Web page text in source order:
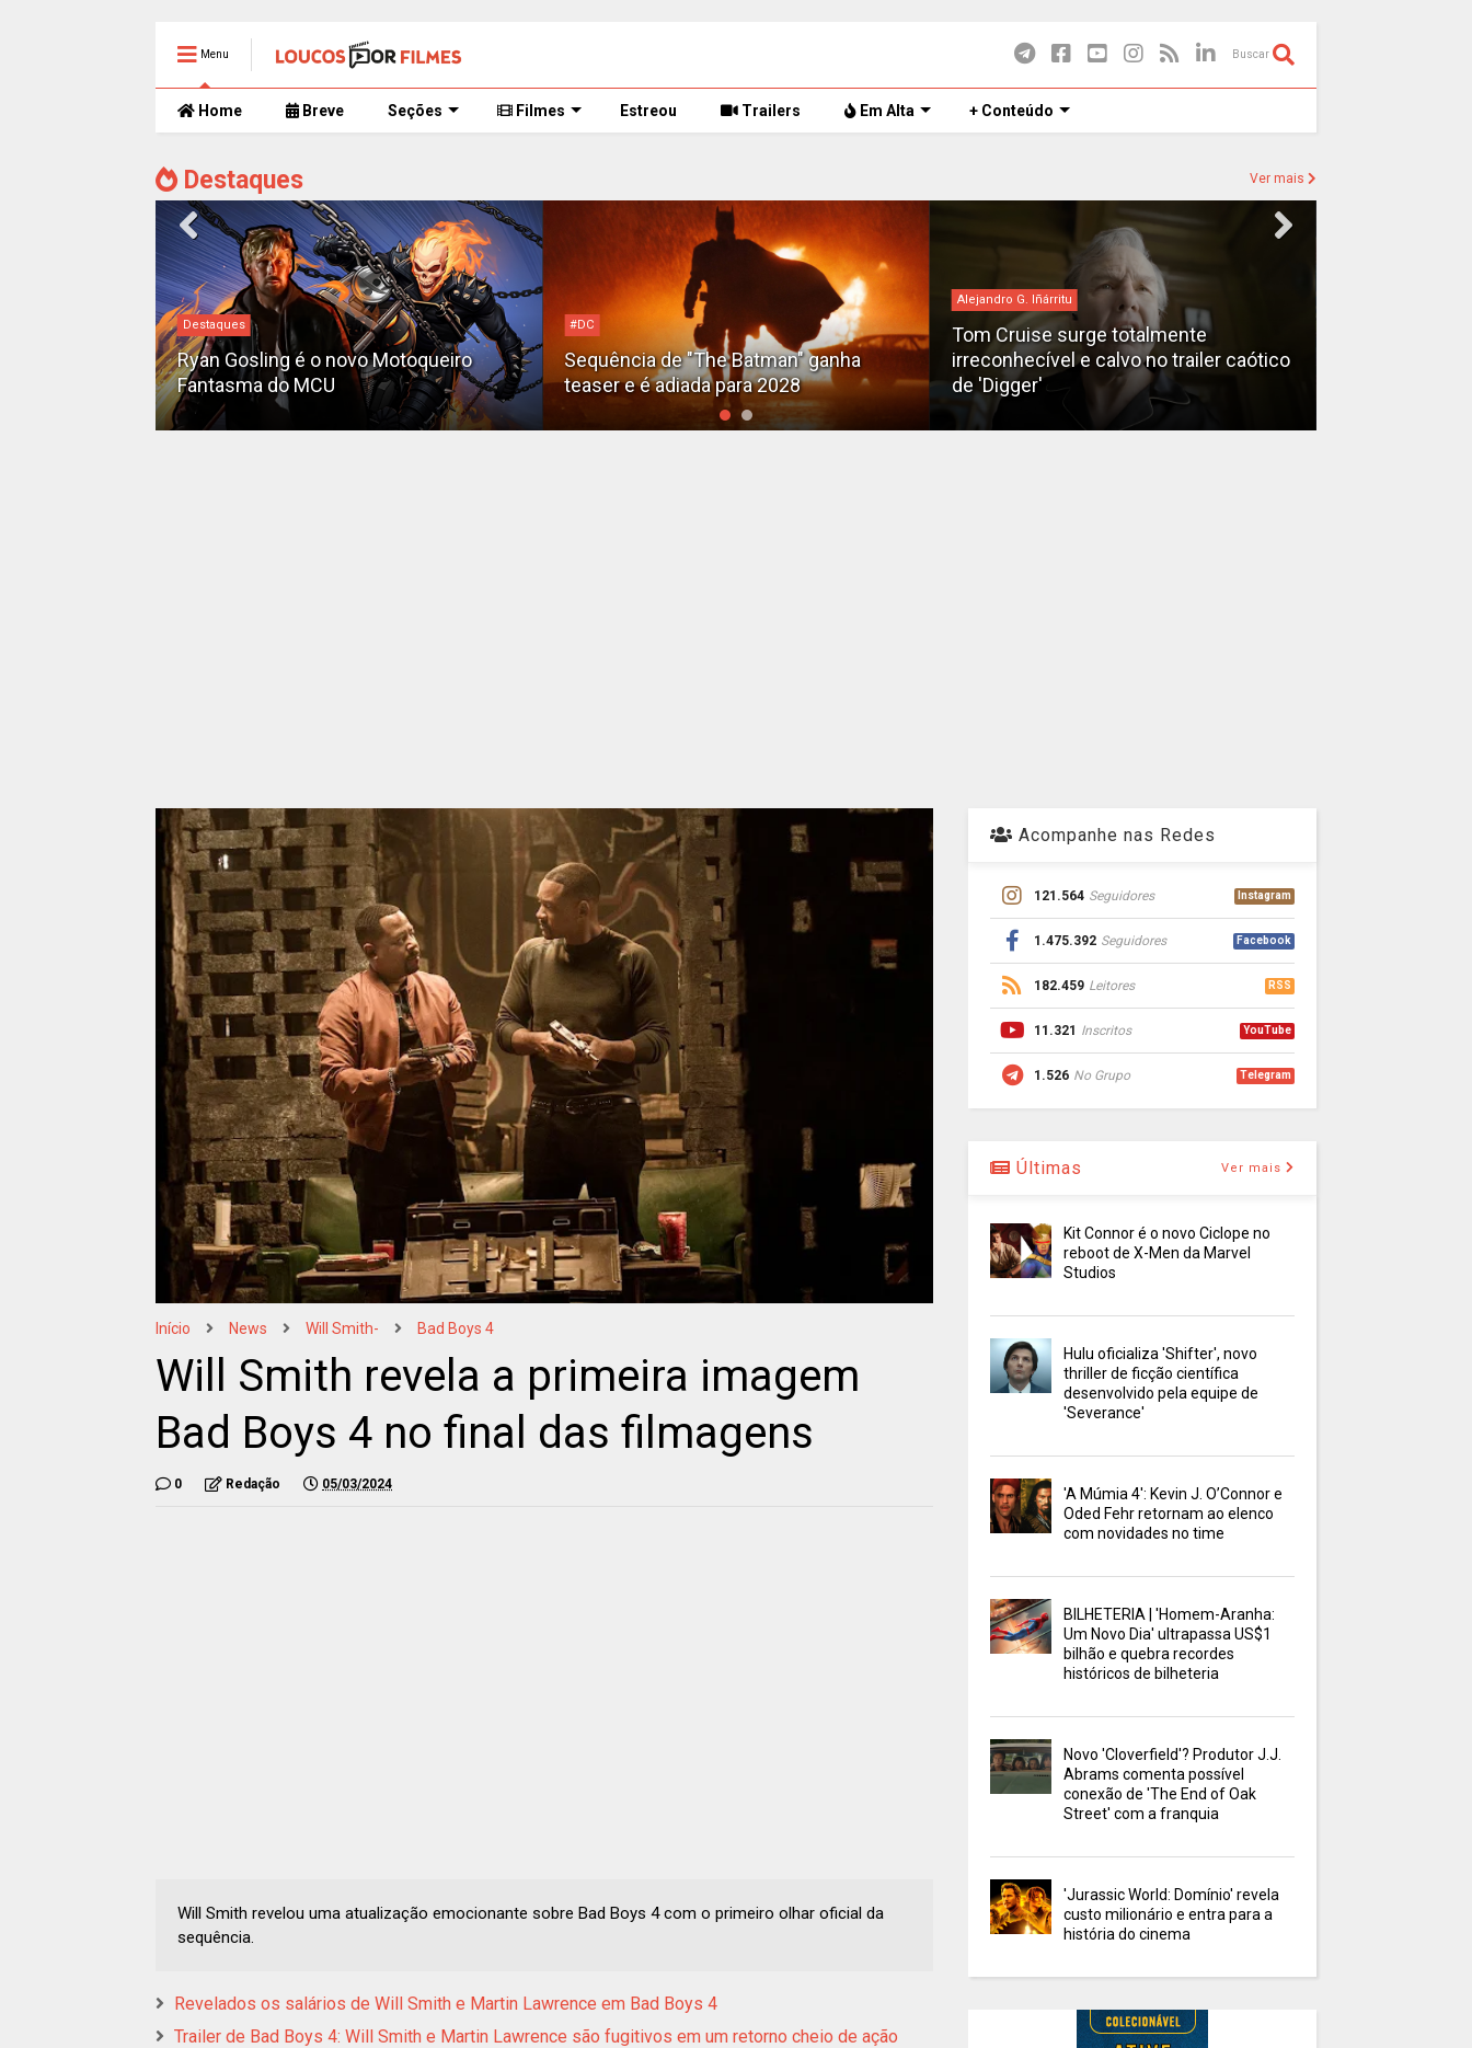
Menu Buscar
Home Breve Seções Filmes Estreou Trailers Em Alta + Conteúdo
Destaques Ver mais
Destaques
Ryan Gosling é o novo Motoqueiro
Fantasma do MCU
#DC
Sequência de "The Batman" ganha
teaser e é adiada para 2028
Alejandro G. Iñárritu
Tom Cruise surge totalmente
irreconhecível e calvo no trailer caótico
de 'Digger'
Início News Will Smith- Bad Boys 4
Will Smith revela a primeira imagem
Bad Boys 4 no final das filmagens
0 Redação 05/03/2024
Will Smith revelou uma atualização emocionante sobre Bad Boys 4 com o primeiro olhar oficial da
sequência.
Revelados os salários de Will Smith e Martin Lawrence em Bad Boys 4
Trailer de Bad Boys 4: Will Smith e Martin Lawrence são fugitivos em um retorno cheio de ação
Acompanhe nas Redes
121.564 Seguidores Instagram
1.475.392 Seguidores Facebook
182.459 Leitores RSS
11.321 Inscritos YouTube
1.526 No Grupo Telegram
Últimas Ver mais
Kit Connor é o novo Ciclope no
reboot de X-Men da Marvel
Studios
Hulu oficializa 'Shifter', novo
thriller de ficção científica
desenvolvido pela equipe de
'Severance'
'A Múmia 4': Kevin J. O’Connor e
Oded Fehr retornam ao elenco
com novidades no time
BILHETERIA | 'Homem-Aranha:
Um Novo Dia' ultrapassa US$1
bilhão e quebra recordes
históricos de bilheteria
Novo 'Cloverfield'? Produtor J.J.
Abrams comenta possível
conexão de 'The End of Oak
Street' com a franquia
'Jurassic World: Domínio' revela
custo milionário e entra para a
história do cinema